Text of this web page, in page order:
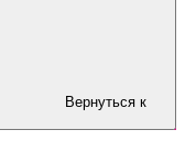
Вернуться к